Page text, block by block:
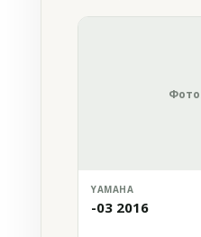
Фото
YAMAHA
-03 2016